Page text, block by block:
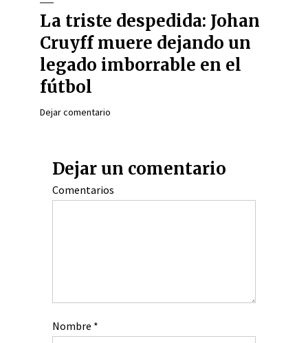
La triste despedida: Johan
Cruyff muere dejando un
legado imborrable en el
fútbol
Dejar comentario
Dejar un comentario
Comentarios
Nombre *